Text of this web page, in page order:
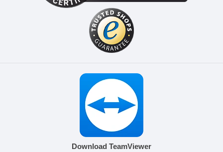
Download TeamViewer